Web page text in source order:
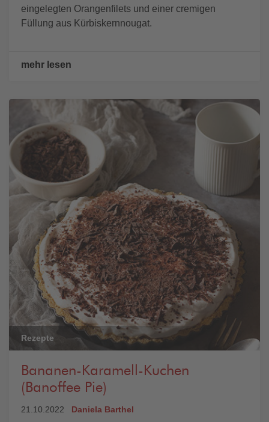
eingelegten Orangenfilets und einer cremigen
Füllung aus Kürbiskernnougat.
mehr lesen
Rezepte
Bananen-Karamell-Kuchen
(Banoffee Pie)
21.10.2022 Daniela Barthel